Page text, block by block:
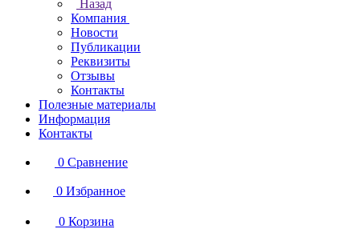
Назад
Компания
Новости
Публикации
Реквизиты
Отзывы
Контакты
Полезные материалы
Информация
Контакты
0 Сравнение
0 Избранное
0 Корзина